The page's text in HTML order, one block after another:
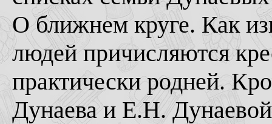
О ближнем круге. Как
людей причисляются
практически родней.
Дунаева и Е.Н.